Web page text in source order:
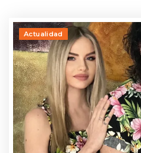
Actualidad